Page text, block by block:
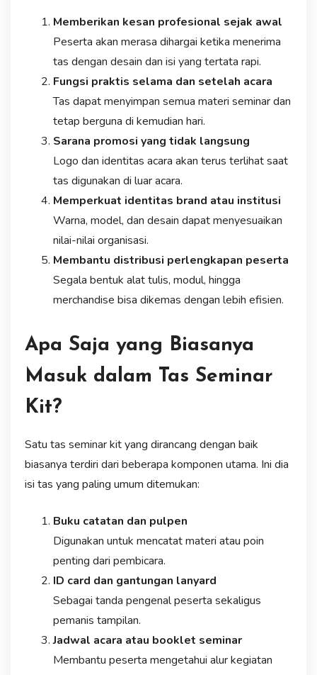
Memberikan kesan profesional sejak awal
Peserta akan merasa dihargai ketika menerima
tas dengan desain dan isi yang tertata rapi.
Fungsi praktis selama dan setelah acara
Tas dapat menyimpan semua materi seminar dan
tetap berguna di kemudian hari.
Sarana promosi yang tidak langsung
Logo dan identitas acara akan terus terlihat saat
tas digunakan di luar acara.
Memperkuat identitas brand atau institusi
Warna, model, dan desain dapat menyesuaikan
nilai-nilai organisasi.
Membantu distribusi perlengkapan peserta
Segala bentuk alat tulis, modul, hingga
merchandise bisa dikemas dengan lebih efisien.
Apa Saja yang Biasanya
Masuk dalam Tas Seminar
Kit?
Satu tas seminar kit yang dirancang dengan baik
biasanya terdiri dari beberapa komponen utama. Ini dia
isi tas yang paling umum ditemukan:
Buku catatan dan pulpen
Digunakan untuk mencatat materi atau poin
penting dari pembicara.
ID card dan gantungan lanyard
Sebagai tanda pengenal peserta sekaligus
pemanis tampilan.
Jadwal acara atau booklet seminar
Membantu peserta mengetahui alur kegiatan